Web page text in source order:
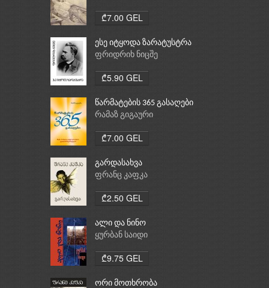
₾7.00 GEL
ესე იტყოდა ზარატუსტრა
ფრიდრიხ ნიცშე
₾5.90 GEL
წარმატების 365 გასაღები
რამაზ გიგაური
₾7.00 GEL
გარდასახვა
ფრანც კაფკა
₾2.50 GEL
ალი და ნინო
ყურბან საიდი
₾9.75 GEL
ორი მოთხრობა